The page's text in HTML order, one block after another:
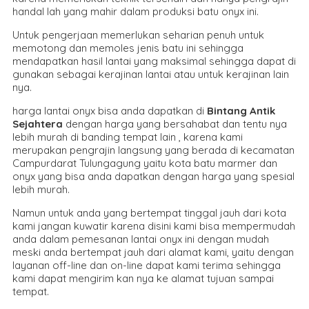
handal lah yang mahir dalam produksi batu onyx ini.
Untuk pengerjaan memerlukan seharian penuh untuk
memotong dan memoles jenis batu ini sehingga
mendapatkan hasil lantai yang maksimal sehingga dapat di
gunakan sebagai kerajinan lantai atau untuk kerajinan lain
nya.
harga lantai onyx bisa anda dapatkan di Bintang Antik
Sejahtera dengan harga yang bersahabat dan tentu nya
lebih murah di banding tempat lain , karena kami
merupakan pengrajin langsung yang berada di kecamatan
Campurdarat Tulungagung yaitu kota batu marmer dan
onyx yang bisa anda dapatkan dengan harga yang spesial
lebih murah.
Namun untuk anda yang bertempat tinggal jauh dari kota
kami jangan kuwatir karena disini kami bisa mempermudah
anda dalam pemesanan lantai onyx ini dengan mudah
meski anda bertempat jauh dari alamat kami, yaitu dengan
layanan off-line dan on-line dapat kami terima sehingga
kami dapat mengirim kan nya ke alamat tujuan sampai
tempat.